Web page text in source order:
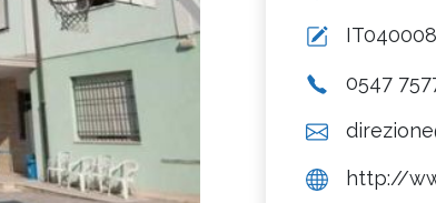
0547
http://